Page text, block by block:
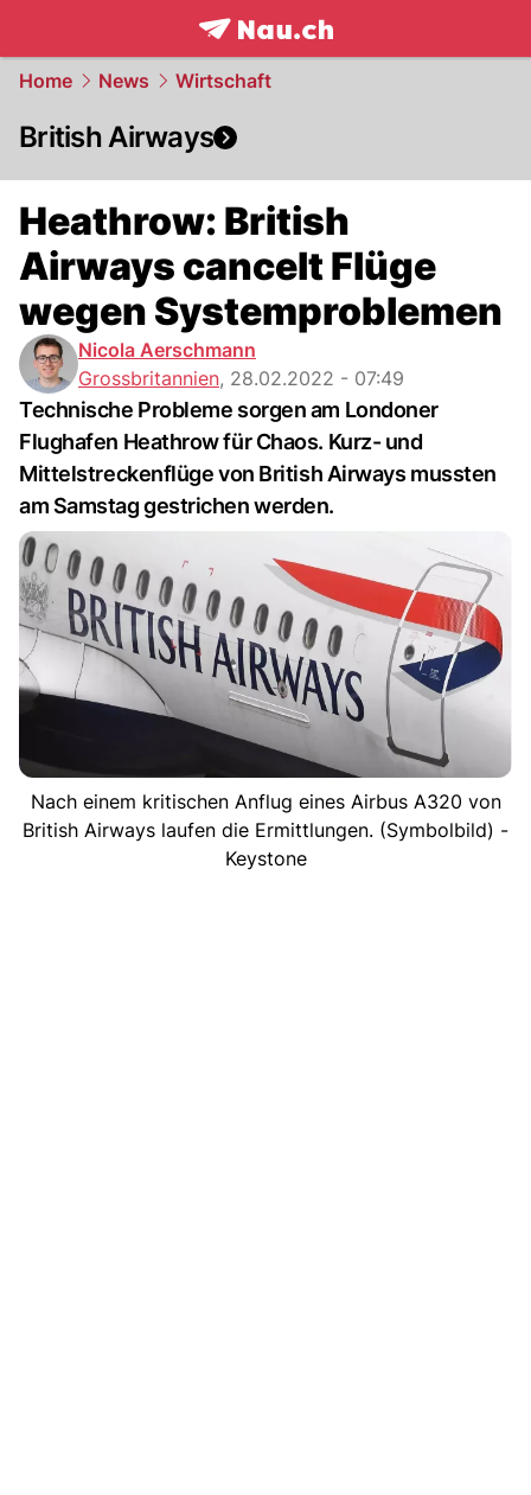
frontpage.NAU.ch
Home News Wirtschaft
British Airways
Heathrow: British
Airways cancelt Flüge
wegen Systemproblemen
Nicola Aerschmann
Grossbritannien, 28.02.2022 - 07:49
Technische Probleme sorgen am Londoner
Flughafen Heathrow für Chaos. Kurz- und
Mittelstreckenflüge von British Airways mussten
am Samstag gestrichen werden.
Nach einem kritischen Anflug eines Airbus A320 von
British Airways laufen die Ermittlungen. (Symbolbild) -
Keystone